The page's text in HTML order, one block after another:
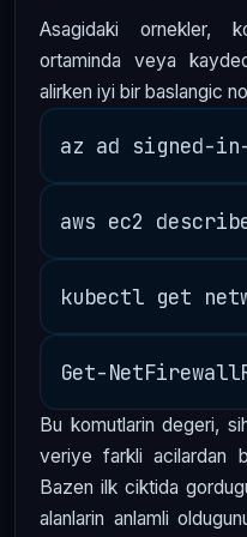
Asagidaki ornekler,
ortaminda veya
alirken iyi bir baslangic
Bu komutlarin degeri,
veriye farkli acilardan
Bazen ilk ciktida
alanlarin anlamli